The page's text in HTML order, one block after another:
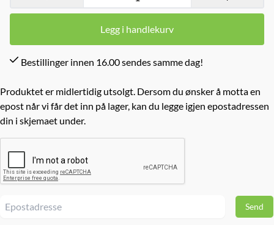
Legg i handlekurv
Bestillinger innen 16.00 sendes samme dag!
Produktet er midlertidig utsolgt. Dersom du ønsker å motta en
epost når vi får det inn på lager, kan du legge igjen epostadressen
din i skjemaet under.